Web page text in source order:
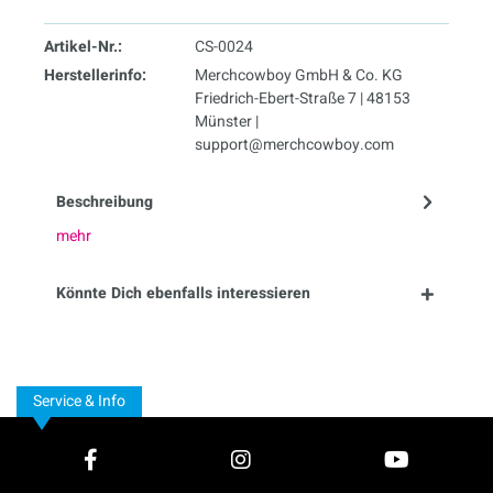
Artikel-Nr.:
CS-0024
Herstellerinfo:
Merchcowboy GmbH & Co. KG
Friedrich-Ebert-Straße 7 | 48153
Münster |
support@merchcowboy.com
Beschreibung
mehr
Könnte Dich ebenfalls interessieren
Service & Info